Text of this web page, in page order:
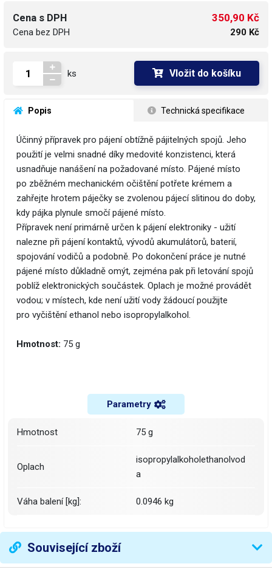
Cena s DPH
Cena bez DPH
350,90 Kč
290 Kč
ks Vložit do košíku
Popis Technická specifikace
Účinný přípravek pro pájení obtížně pájitelných spojů. Jeho
použití je velmi snadné díky medovité konzistenci, která
usnadňuje nanášení na požadované místo. Pájené místo
po zběžném mechanickém očištění potřete krémem a
zahřejte hrotem páječky se zvolenou pájecí slitinou do doby,
kdy pájka plynule smočí pájené místo.
Přípravek není primárně určen k pájení elektroniky - užití
nalezne při pájení kontaktů, vývodů akumulátorů, baterií,
spojování vodičů a podobně. Po dokončení práce je nutné
pájené místo důkladně omýt, zejména pak při letování spojů
poblíž elektronických součástek. Oplach je možné provádět
vodou; v místech, kde není užití vody žádoucí použijte
pro vyčištění ethanol nebo isopropylalkohol.
Hmotnost: 75 g
Parametry
Hmotnost 75 g
Oplach
isopropylalkoholethanolvod
a
Váha balení [kg]: 0.0946 kg
Související zboží